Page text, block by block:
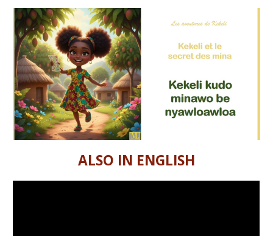
ALSO IN ENGLISH